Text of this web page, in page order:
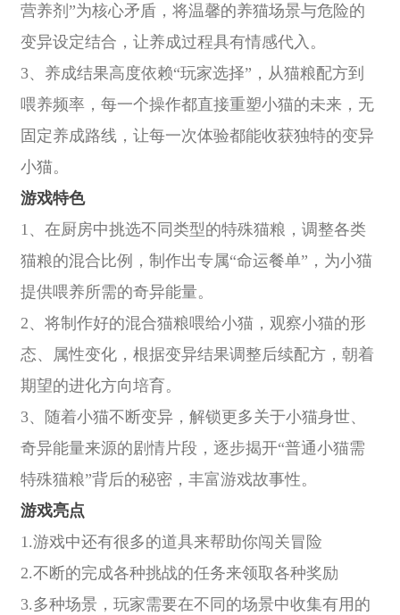
营养剂”为核心矛盾，将温馨的养猫场景与危险的
变异设定结合，让养成过程具有情感代入。
3、养成结果高度依赖“玩家选择”，从猫粮配方到
喂养频率，每一个操作都直接重塑小猫的未来，无
固定养成路线，让每一次体验都能收获独特的变异
小猫。
游戏特色
1、在厨房中挑选不同类型的特殊猫粮，调整各类
猫粮的混合比例，制作出专属“命运餐单”，为小猫
提供喂养所需的奇异能量。
2、将制作好的混合猫粮喂给小猫，观察小猫的形
态、属性变化，根据变异结果调整后续配方，朝着
期望的进化方向培育。
3、随着小猫不断变异，解锁更多关于小猫身世、
奇异能量来源的剧情片段，逐步揭开“普通小猫需
特殊猫粮”背后的秘密，丰富游戏故事性。
游戏亮点
1.游戏中还有很多的道具来帮助你闯关冒险
2.不断的完成各种挑战的任务来领取各种奖励
3.多种场景，玩家需要在不同的场景中收集有用的